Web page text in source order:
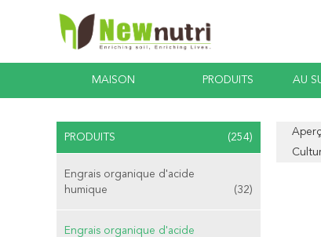
MAISON PRODUITS AU
PRODUITS (254)
Engrais organique d'acide
humique
(32)
Engrais organique d'acide